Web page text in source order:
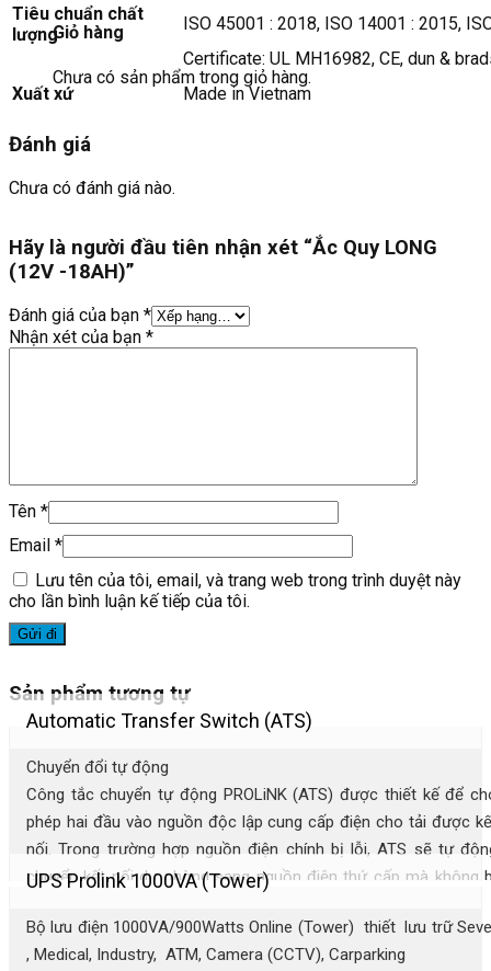
Giỏ hàng
Chưa có sản phẩm trong giỏ hàng.
Tiêu chuẩn chất
lượng
ISO 45001 : 2018, ISO 14001 : 2015,
Certificate: UL MH16982, CE, dun &
Xuất xứ
Made in Vietnam
Đánh giá
Chưa có đánh giá nào.
Hãy là người đầu tiên nhận xét “Ắc Quy LONG
(12V -18AH)”
Đánh giá của bạn *
Nhận xét của bạn *
Tên *
Email *
Lưu tên của tôi, email, và trang web trong trình duyệt này
cho lần bình luận kế tiếp của tôi.
Sản phẩm tương tự
Automatic Transfer Switch (ATS)
Chuyển đổi tự động
Công tắc chuyển tự động PROLiNK (ATS) được thiết kế để
phép hai đầu vào nguồn độc lập cung cấp điện cho tải được
nối. Trong trường hợp nguồn điện chính bị lỗi, ATS sẽ tự
chuyển kết nối dự phòng sang nguồn điện thứ cấp mà không
cho thiết bị của bạn. PROLiNK ATS cũng được thiết kế để tự
chuyển kết nối trở lại nguồn điện chính sau khi phát hiện có
UPS Prolink 1000VA (Tower)
Bộ lưu điện 1000VA/900Watts Online (Tower) thiết lưu trữ
, Medical, Industry, ATM, Camera (CCTV), Carparking